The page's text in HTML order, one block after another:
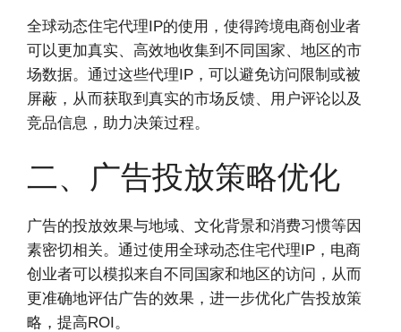
全球动态住宅代理IP的使用，使得跨境电商创业者
可以更加真实、高效地收集到不同国家、地区的市
场数据。通过这些代理IP，可以避免访问限制或被
屏蔽，从而获取到真实的市场反馈、用户评论以及
竞品信息，助力决策过程。
二、广告投放策略优化
广告的投放效果与地域、文化背景和消费习惯等因
素密切相关。通过使用全球动态住宅代理IP，电商
创业者可以模拟来自不同国家和地区的访问，从而
更准确地评估广告的效果，进一步优化广告投放策
略，提高ROI。